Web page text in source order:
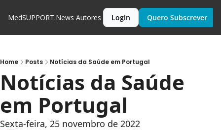
MedSUPPORT.News Autores Login Quero Subscrever
Home Posts Notícias da Saúde em Portugal
Notícias da Saúde
em Portugal
Sexta-feira, 25 novembro de 2022